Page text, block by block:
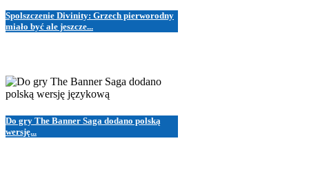
Spolszczenie Divinity: Grzech pierworodny
miało być ale jeszcze...
Do gry The Banner Saga dodano polską
wersję...